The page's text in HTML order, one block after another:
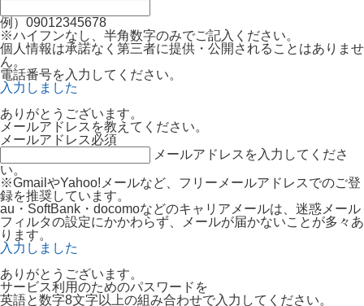
例）09012345678
※ハイフンなし、半角数字のみでご記入ください。
個人情報は承諾なく第三者に提供・公開されることはありませ
ん。
電話番号を入力してください。
入力しました
ありがとうございます。
メールアドレスを教えてください。
メールアドレス必須
メールアドレスを入力してくださ
い。
※GmailやYahoo!メールなど、フリーメールアドレスでのご登
録を推奨しています。
au・SoftBank・docomoなどのキャリアメールは、迷惑メール
フィルタの設定にかかわらず、メールが届かないことが多々あ
ります。
入力しました
ありがとうございます。
サービス利用のためのパスワードを
英語と数字8文字以上の組み合わせで入力してください。